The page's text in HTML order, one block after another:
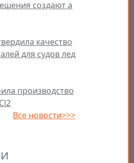
создают а
качество
для судов лед
производство
Все новости>>>